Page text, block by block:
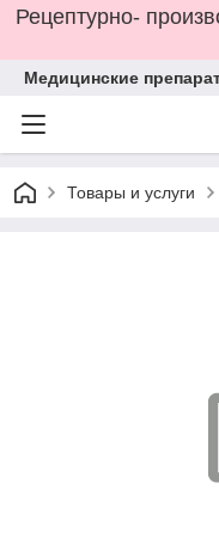
Рецептурно-
Медицинские
Товары и услуги